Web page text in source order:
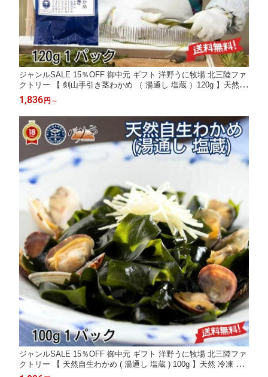
ジャンルSALE 15％OFF 御中元 ギフト 洋野うに牧場 北三陸ファ
クトリー 【 剣山手引き茎わかめ （ 湯通し 塩蔵 ）120g 】天然
冷凍 【 岩手県産 】「 送料無料 お取り寄せ 海鮮 高級グルメ 高級
海鮮 お取り寄せグルメ 海鮮ギフト 食品ギフト 高級食材 」
1,836 円 ～
ジャンルSALE 15％OFF 御中元 ギフト 洋野うに牧場 北三陸ファ
クトリー 【 天然自生わかめ ( 湯通し 塩蔵 ) 100g 】天然 冷凍 【
岩手県産 】「 送料無料 お取り寄せ 海鮮 高級グルメ 高級海鮮 お